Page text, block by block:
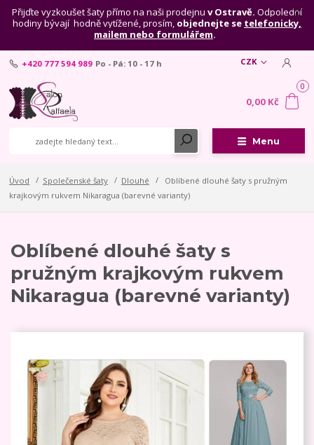
Přijďte vyzkoušet šaty přímo na naši prodejnu v Ostravě. Odpolední
hodiny bývají hodně vytížené, prosím, objednejte se telefonicky,
mailem nebo formulářem.
Menu
CZK
+420 777 594 989 Po - Pá: 10 - 17 h
0
0,00 Kč
Úvod Společenské šaty Dlouhé
Oblíbené dlouhé šaty s pružným
krajkovým rukvem Nikaragua (barevné varianty)
Oblíbené dlouhé šaty s
pružným krajkovým rukvem
Nikaragua (barevné varianty)